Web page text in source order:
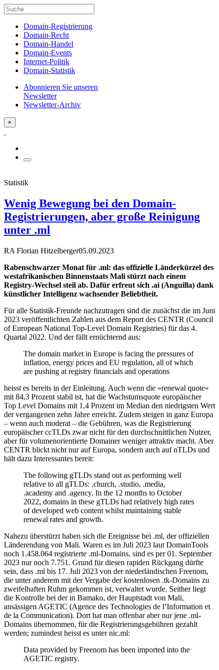
Domain-Registrierung
Domain-Recht
Domain-Handel
Domain-Events
Internet-Politik
Domain-Statistik
Abonnieren Sie unseren
Newsletter
Newsletter-Archiv
×
Statistik
Wenig Bewegung bei den Domain-
Registrierungen, aber große Reinigung
unter .ml
RA Florian Hitzelberger05.09.2023
Rabenschwarzer Monat für .ml: das offizielle Länderkürzel des
westafrikanischen Binnenstaats Mali stürzt nach einem
Registry-Wechsel steil ab. Dafür erfreut sich .ai (Anguilla) dank
künstlicher Intelligenz wachsender Beliebtheit.
Für alle Statistik-Freunde nachzutragen sind die zunächst die im Juni
2023 veröffentlichten Zahlen aus dem Report des CENTR (Council
of European National Top-Level Domain Registries) für das 4.
Quartal 2022. Und der fällt ernüchternd aus:
The domain market in Europe is facing the pressures of
inflation, energy prices and EU regulation, all of which
are pushing at registry financials and operations
heisst es bereits in der Einleitung. Auch wenn die »renewal quote«
mit 84,3 Prozent stabil ist, hat die Wachstumsquote europäischer
Top Level Domains mit 1,4 Prozent im Median den niedrigsten Wert
der vergangenen zehn Jahre erreicht. Zudem steigen in ganz Europa
– wenn auch moderat – die Gebühren, was die Registrierung
europäischer ccTLDs zwar nicht für den durchschnittlichen Nutzer,
aber für volumenorientierte Domainer weniger attraktiv macht. Aber
CENTR blickt nicht nur auf Europa, sondern auch auf nTLDs und
hält dazu Interessantes bereit:
The following gTLDs stand out as performing well
relative to all gTLDs: .church, .studio, .media,
.academy and .agency. In the 12 months to October
2022, domains in these gTLDs had relatively high rates
of developed web content whilst maintaining stable
renewal rates and growth.
Nahezu überstürzt haben sich die Ereignisse bei .ml, der offiziellen
Länderendung von Mali. Waren es im Juli 2023 laut DomainTools
noch 1.458.064 registrierte .ml-Domains, sind es per 01. September
2023 nur noch 7.751. Grund für diesen rapiden Rückgang dürfte
sein, dass .ml bis 17. Juli 2023 von der niederländischen Freenom,
die unter anderem mit der Vergabe der kostenlosen .tk-Domains zu
zweifelhaften Ruhm gekommen ist, verwaltet wurde. Seither liegt
die Kontrolle bei der in Bamako, der Hauptstadt von Mali,
ansässigen AGETIC (Agence des Technologies de l’Information et
de la Communication). Dort hat man offenbar aber nur jene .ml-
Domains übernommen, für die Registrierungsgebühren gezahlt
werden; zumindest heisst es unter nic.ml:
Data provided by Freenom has been imported into the
AGETIC registry.